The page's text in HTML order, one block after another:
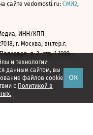
и технологии
данным сайтом, вы
файлов cookie
с Политикой в
ОК
сайте vedomosti.ru: СМИ2,
ИНН/КПП
г. Москва, вн.тер.г.
д. 3, стр. 1 1999—